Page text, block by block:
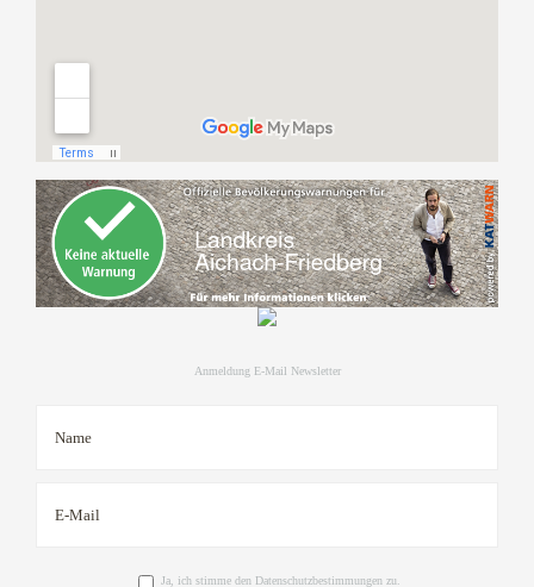
Anmeldung E-Mail Newsletter
Ja, ich stimme den Datenschutzbestimmungen zu.